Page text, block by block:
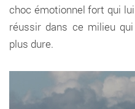
choc émotionnel fort qui
réussir dans ce milieu
plus dure.